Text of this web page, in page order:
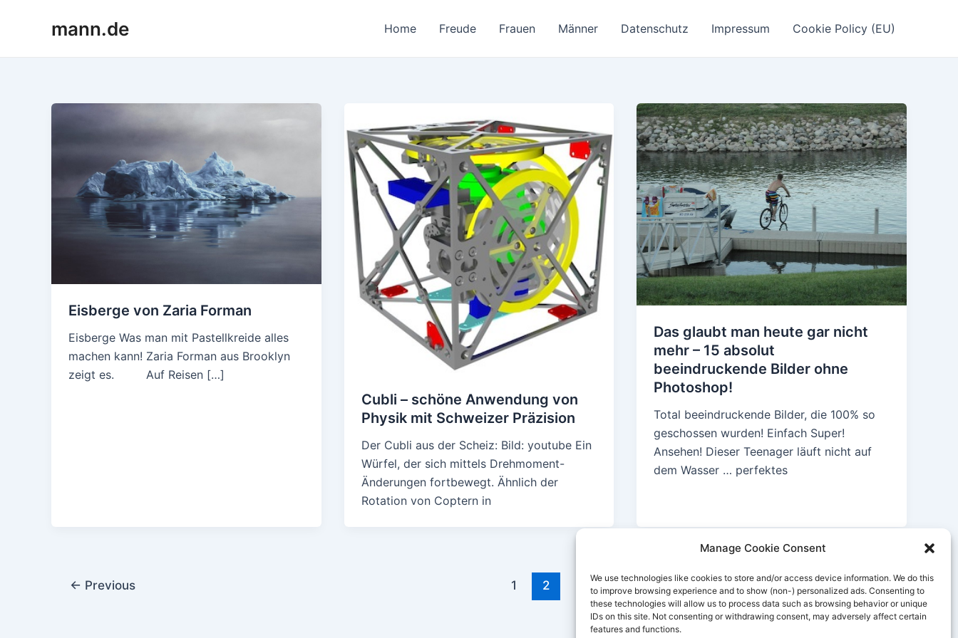
Manage Cookie Consent
We use technologies like cookies to store and/or access device information. We do this
to improve browsing experience and to show (non-) personalized ads. Consenting to
these technologies will allow us to process data such as browsing behavior or unique
IDs on this site. Not consenting or withdrawing consent, may adversely affect certain
features and functions.
mann.de Home Freude Frauen Männer Datenschutz Impressum Cookie Policy (EU)
Eisberge von Zaria Forman
Eisberge Was man mit Pastellkreide alles
machen kann! Zaria Forman aus Brooklyn
zeigt es. Auf Reisen […]
Cubli – schöne Anwendung von
Physik mit Schweizer Präzision
Der Cubli aus der Scheiz: Bild: youtube Ein
Würfel, der sich mittels Drehmoment-
Änderungen fortbewegt. Ähnlich der
Rotation von Coptern in
Das glaubt man heute gar nicht
mehr – 15 absolut
beeindruckende Bilder ohne
Photoshop!
Total beeindruckende Bilder, die 100% so
geschossen wurden! Einfach Super!
Ansehen! Dieser Teenager läuft nicht auf
dem Wasser … perfektes
Post← Previous 1 2